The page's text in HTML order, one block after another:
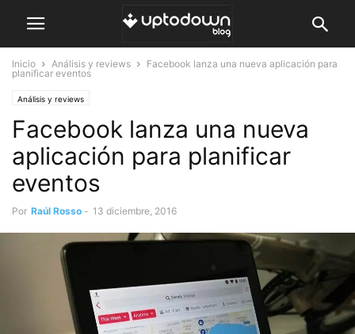
Inicio Análisis y reviews
Facebook lanza una nueva aplicación para
planificar eventos
Análisis y reviews
Facebook lanza una nueva
aplicación para planificar
eventos
Por Raúl Rosso - 13 diciembre, 2016